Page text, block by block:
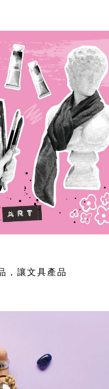
，讓文具產品